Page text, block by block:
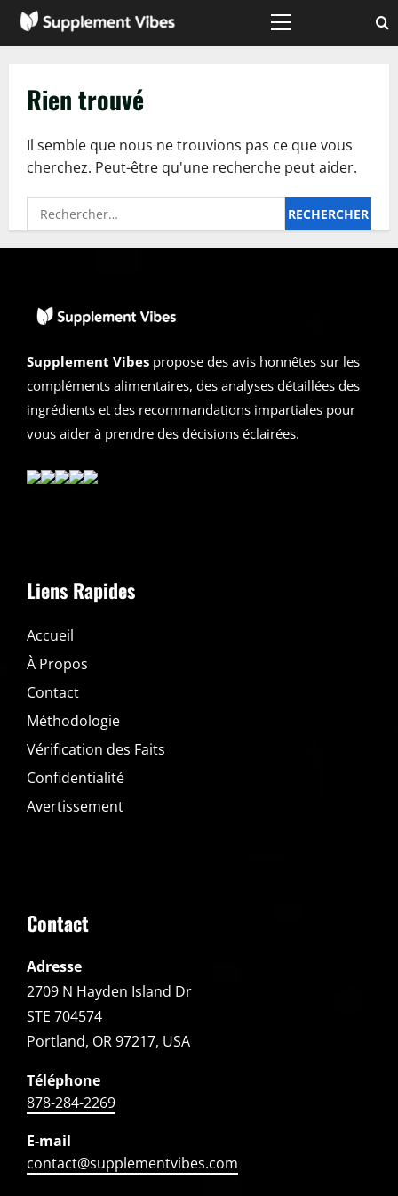
Passer
Menu
Rien trouvé
Il semble que nous ne trouvions pas ce que vous
cherchez. Peut-être qu'une recherche peut aider.
Rechercher :
Supplement Vibes propose des avis honnêtes sur les
compléments alimentaires, des analyses détaillées des
ingrédients et des recommandations impartiales pour
vous aider à prendre des décisions éclairées.
Liens Rapides
Accueil
À Propos
Contact
Méthodologie
Vérification des Faits
Confidentialité
Avertissement
Contact
Adresse
2709 N Hayden Island Dr
STE 704574
Portland, OR 97217, USA
Téléphone
878-284-2269
E-mail
contact@supplementvibes.com